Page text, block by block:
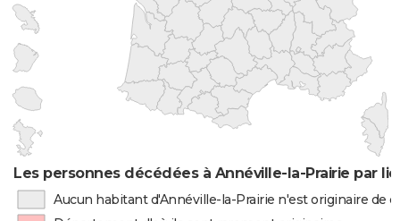
Les personnes décédées à Annéville-la-Prairie par
Aucun habitant d'Annéville-la-Prairie n'est originaire de